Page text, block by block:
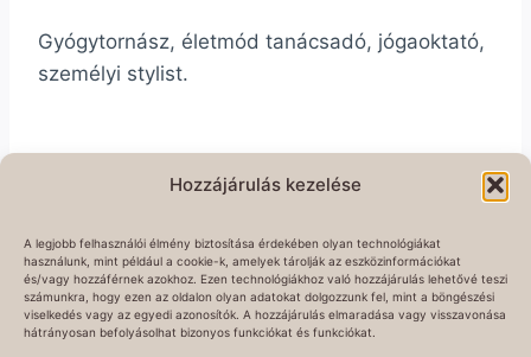
Hozzájárulás kezelése
A legjobb felhasználói élmény biztosítása érdekében olyan technológiákat
használunk, mint például a cookie-k, amelyek tárolják az eszközinformációkat
és/vagy hozzáférnek azokhoz. Ezen technológiákhoz való hozzájárulás lehetővé teszi
számunkra, hogy ezen az oldalon olyan adatokat dolgozzunk fel, mint a böngészési
viselkedés vagy az egyedi azonosítók. A hozzájárulás elmaradása vagy visszavonása
hátrányosan befolyásolhat bizonyos funkciókat és funkciókat.
Gyógytornász, életmód tanácsadó, jógaoktató,
személyi stylist.
életmód tanácsadó #Gyógytornász